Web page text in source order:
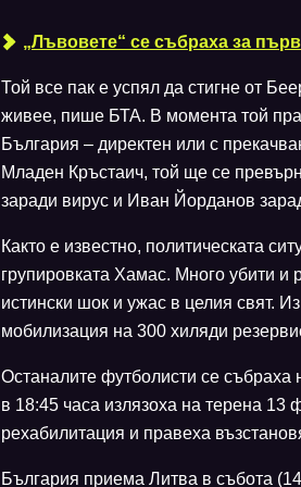
„Лъвовете“ се събраха за
Той все пак е успял да стигне от
живее, пише БТА. В момента той
България – директен или с
Младен Кръстаич, той ще се
заради вирус и Иван Йорданов
Както е известно, политическата
групировката Хамас. Много убити и
истински шок и ужас в целия свят.
мобилизация на 300 хиляди
Останалите футболисти се
в 18:45 часа излязоха на терена 13
рехабилитация и правеха
България приема Литва в събота